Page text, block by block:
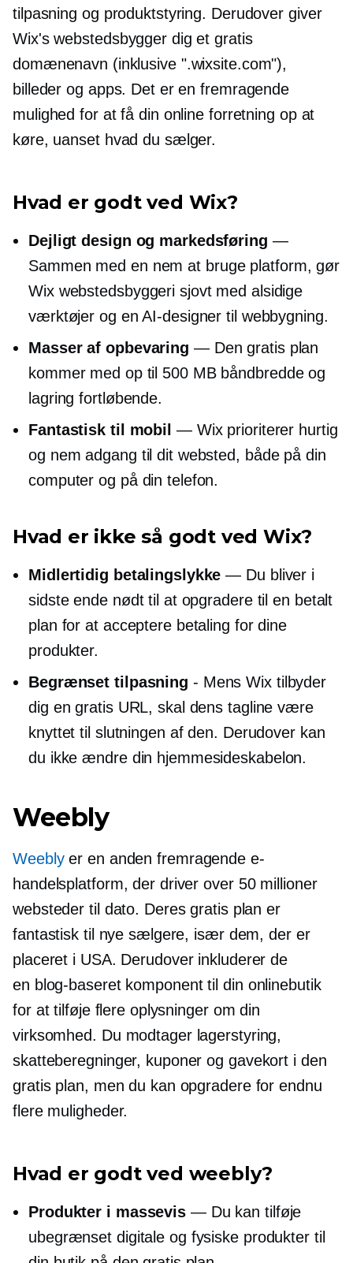
tilpasning og produktstyring. Derudover giver
Wix's webstedsbygger dig et gratis
domænenavn (inklusive ".wixsite.com"),
billeder og apps. Det er en fremragende
mulighed for at få din online forretning op at
køre, uanset hvad du sælger.
Hvad er godt ved Wix?
Dejligt design og markedsføring —
Sammen med en nem at brugeplatform, gør
Wix webstedsbyggeri sjovt med alsidige
værktøjer og en AI-designer til webbygning.
Masser af opbevaring — Den gratis plan
kommer med op til 500 MB båndbredde og
lagring fortløbende.
Fantastisk til mobil — Wix prioriterer hurtig
og nem adgang til dit websted, både på din
computer og på din telefon.
Hvad er ikke så godt ved Wix?
Midlertidig betalingslykke — Du bliver i
sidste ende nødt til at opgradere til en betalt
plan for at acceptere betaling for dine
produkter.
Begrænset tilpasning - Mens Wix tilbyder
dig en gratis URL, skal dens tagline være
knyttet til slutningen af ​​den. Derudover kan
du ikke ændre din hjemmesideskabelon.
Weebly
Weeblyer en anden fremragende e-
handelsplatform, der driver over 50 millioner
websteder til dato. Deres gratis plan er
fantastisk til nye sælgere, især dem, der er
placeret i USA. Derudover inkluderer de
en blog-baseretkomponent til din onlinebutik
for at tilføje flere oplysninger om din
virksomhed. Du modtager lagerstyring,
skatteberegninger, kuponer og gavekort i den
gratis plan, men du kan opgradere for endnu
flere muligheder.
Hvad er godt ved weebly?
Produkter i massevis — Du kan tilføje
ubegrænset digitale og fysiske produkter til